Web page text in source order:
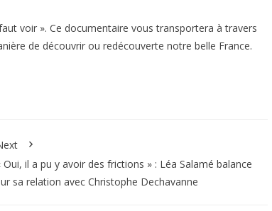
voir ». Ce documentaire vous transportera à travers
de découvrir ou redécouverte notre belle France.
Oui, il a pu y avoir des frictions » : Léa Salamé balance
sa relation avec Christophe Dechavanne